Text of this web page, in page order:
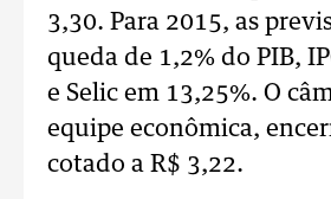
3,30. Para 2015, as
queda de 1,2% do PIB,
e Selic em 13,25%. O
equipe econômica,
cotado a R$ 3,22.